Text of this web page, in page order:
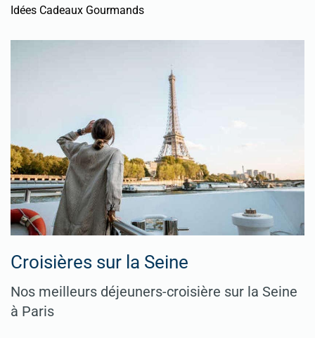
Idées Cadeaux Gourmands
Croisières sur la Seine
Nos meilleurs déjeuners-croisière sur la Seine
à Paris